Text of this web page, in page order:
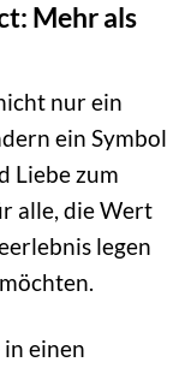
Mehr als
nur ein
ein Symbol
Liebe zum
alle, die Wert
legen
einen